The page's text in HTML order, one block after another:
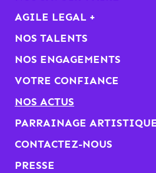
AGILE LEGAL +
NOS TALENTS
NOS ENGAGEMENTS
VOTRE CONFIANCE
NOS ACTUS
PARRAINAGE ARTISTIQUE
CONTACTEZ-NOUS
PRESSE